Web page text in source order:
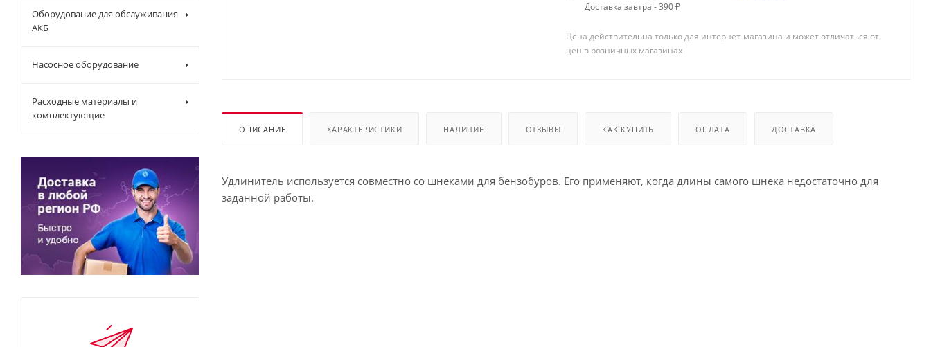
Доставка завтра - 390 ₽
Цена действительна только для интернет-магазина и может отличаться от
цен в розничных магазинах
ОПИСАНИЕ ХАРАКТЕРИСТИКИ НАЛИЧИЕ ОТЗЫВЫ КАК КУПИТЬ ОПЛАТА ДОСТАВКА
Удлинитель используется совместно со шнеками для бензобуров. Его применяют, когда длины самого шнека недостаточно для
заданной работы.
Оборудование для обслуживания
АКБ
Насосное оборудование
Расходные материалы и
комплектующие